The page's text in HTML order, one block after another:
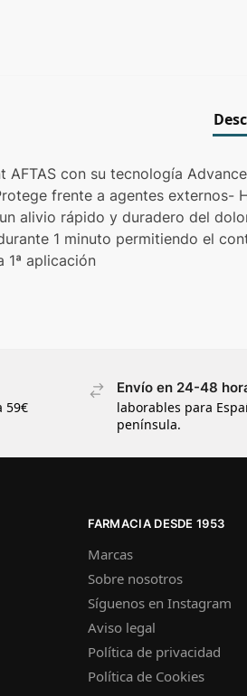
AFTAS con su tecnología
frente a agentes externos-
alivio rápido y duradero del
1 minuto permitiendo el
1ª aplicación
59€
Envío en 24-48
laborables para
península.
FARMACIA DESDE 1953
Marcas
Sobre nosotros
Síguenos en Instagram
Aviso legal
Política de privacidad
Política de Cookies